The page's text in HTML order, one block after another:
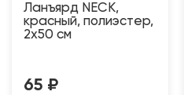
Ланъярд NECK,
красный, полиэстер,
2х50 см
65 ₽